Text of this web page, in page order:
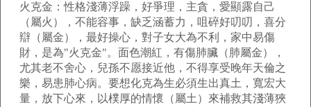
火克金：性格淺薄浮躁，好爭理，主貪，愛顯露自己
（屬火），不能容事，缺乏涵蓄力，咀碎好叨叨，喜分
辯（屬金），最好操心，對子女大為不利，家中易傷
財，是為"火克金"。面色潮紅，有傷肺臟（肺屬金），
尤其老不舍心，兒孫不愿接近他，不得享受晚年天倫之
樂，易患肺心病。要想化克為生必須生出真土，寬宏大
量，放下心來，以樸厚的情懷（屬土）來補救其淺薄狹